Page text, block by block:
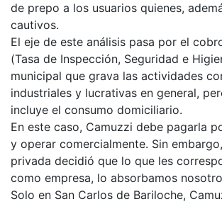
de prepo a los usuarios quienes,
cautivos.
El eje de este análisis pasa por el
(Tasa de Inspección, Seguridad e
municipal que grava las actividades
industriales y lucrativas en general,
incluye el consumo domiciliario.
En este caso, Camuzzi debe pagarla
y operar comercialmente. Sin
privada decidió que lo que les
como empresa, lo absorbamos
Solo en San Carlos de Bariloche,